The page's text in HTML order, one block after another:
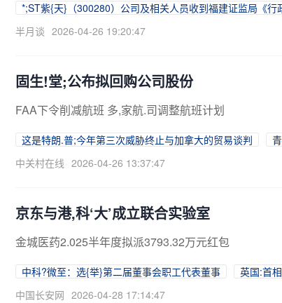
*;ST紫{天}（300280）公司及相关人员收到福建证监局《行
半月谈 2026-04-26 19:20:47
固生!堂;公布拟回购公司股份
FAA下令削减航班 多,家航.司调整航班计划
这是特朗.普;今年第三次威胁终止与加拿大的贸易谈判
中关村在线 2026-04-26 13:37:47
京东与港,科‘大’成立联合实验室
金城医药2.025半年度拟派3793.32万元红包
中科?微至：选{举}第二届董事会职工代表董事
英国:首
中国长安网 2026-04-28 17:14:47